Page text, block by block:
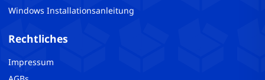
Windows Installationsanleitung
Rechtliches
Impressum